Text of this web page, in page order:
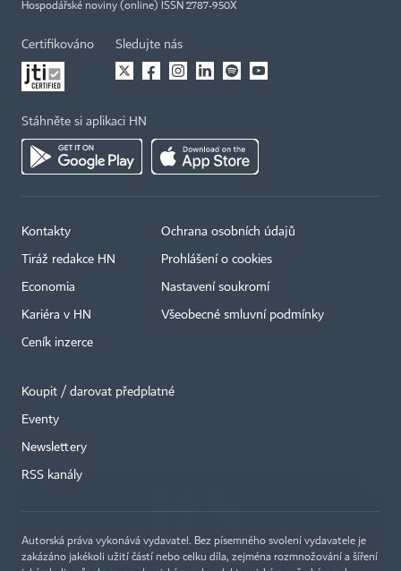
Hospodářské noviny (online) ISSN 2787-950X
Certifikováno Sledujte nás
Stáhněte si aplikaci HN
Kontakty
Tiráž redakce HN
Economia
Kariéra v HN
Ceník inzerce
Ochrana osobních údajů
Prohlášení o cookies
Nastavení soukromí
Všeobecné smluvní podmínky
Koupit / darovat předplatné
Eventy
Newslettery
RSS kanály
Autorská práva vykonává vydavatel. Bez písemného svolení vydavatele je
zakázáno jakékoli užití částí nebo celku díla, zejména rozmnožování a šíření